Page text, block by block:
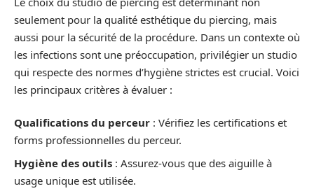
seulement pour la qualité esthétique du piercing, mais
aussi pour la sécurité de la procédure. Dans un contexte où
les infections sont une préoccupation, privilégier un studio
qui respecte des normes d’hygiène strictes est crucial. Voici
les principaux critères à évaluer :
Qualifications du perceur : Vérifiez les certifications et
forms professionnelles du perceur.
Hygiène des outils : Assurez-vous que des aiguille à
usage unique est utilisée.